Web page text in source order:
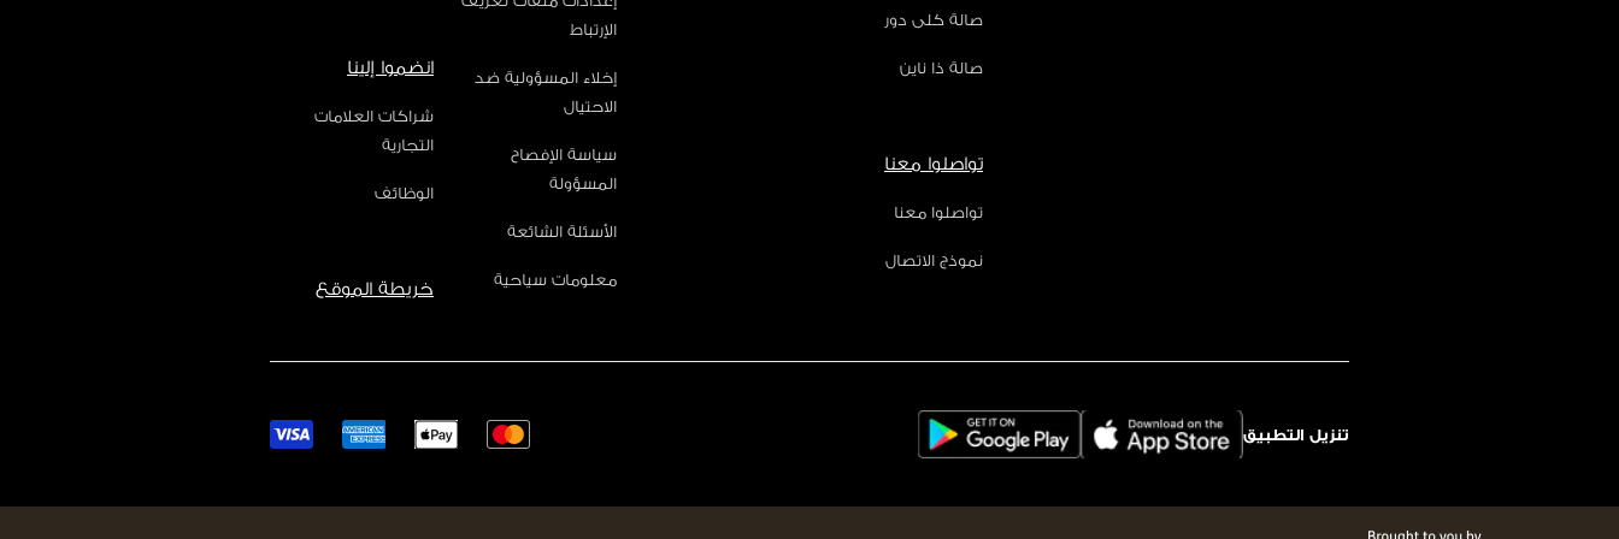
صالة كلى دور
صالة ذا ناين
تواصلوا معنا
تواصلوا معنا
نموذج الاتصال
الإرتباط
إخلاء المسؤولية ضد
الاحتيال
سياسة الإفصاح
المسؤولة
الأسئلة الشائعة
معلومات سياحية
انضموا إلينا
شراكات العلامات
التجارية
الوظائف
خريطة الموقع
تنزيل التطبيق